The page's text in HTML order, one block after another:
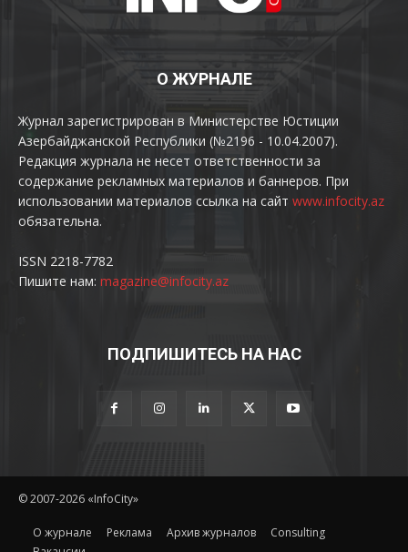
О ЖУРНАЛЕ
Журнал зарегистрирован в Министерстве Юстиции
Азербайджанской Республики (№2196 - 10.04.2007).
Редакция журнала не несет ответственности за
содержание рекламных материалов и баннеров. При
использовании материалов ссылка на сайт www.infocity.az
обязательна.
ISSN 2218-7782
Пишите нам: magazine@infocity.az
ПОДПИШИТЕСЬ НА НАС
© 2007-2026 «InfoCity»
O журнале Реклама Архив журналов
Consulting